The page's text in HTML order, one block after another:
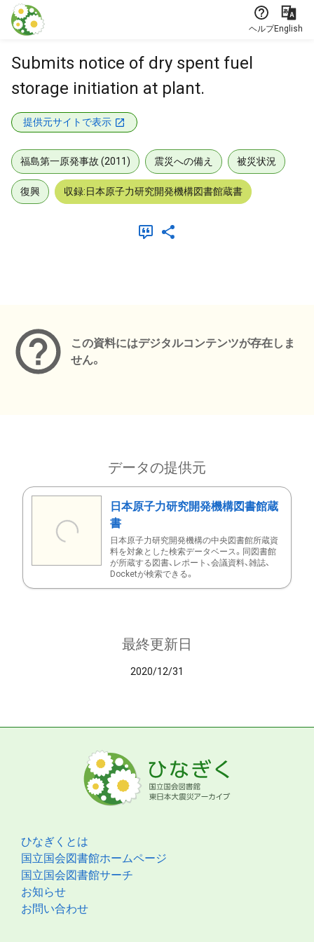
本文に飛ぶ
ヘルプEnglish
Submits notice of dry spent fuel
storage initiation at plant.
提供元サイトで表示
福島第一原発事故 (2011) 震災への備え 被災状況
復興 収録:日本原子力研究開発機構図書館蔵書
この資料にはデジタルコンテンツが存在しま
せん。
データの提供元
日本原子力研究開発機構図書館蔵
書
日本原子力研究開発機構の中央図書館所蔵資
料を対象とした検索データベース。同図書館
が所蔵する図書、レポート、会議資料、雑誌、
Docketが検索できる。
最終更新日
2020/12/31
ひなぎくとは
国立国会図書館ホームページ
国立国会図書館サーチ
お知らせ
お問い合わせ